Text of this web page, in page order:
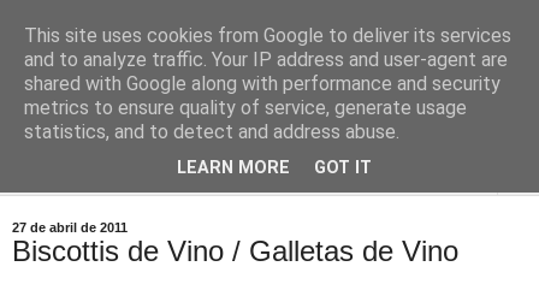
Comoju
La Cocina del Día a Día y el día a día de la Gastronomía
27 de abril de 2011
Biscottis de Vino / Galletas de Vino
This site uses cookies from Google to deliver its services
and to analyze traffic. Your IP address and user-agent are
shared with Google along with performance and security
metrics to ensure quality of service, generate usage
statistics, and to detect and address abuse.
LEARN MORE GOT IT